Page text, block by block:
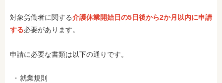
対象労働者に関する介護休業開始日の5日後から2か月以内に申請
する必要があります。
申請に必要な書類は以下の通りです。
就業規則